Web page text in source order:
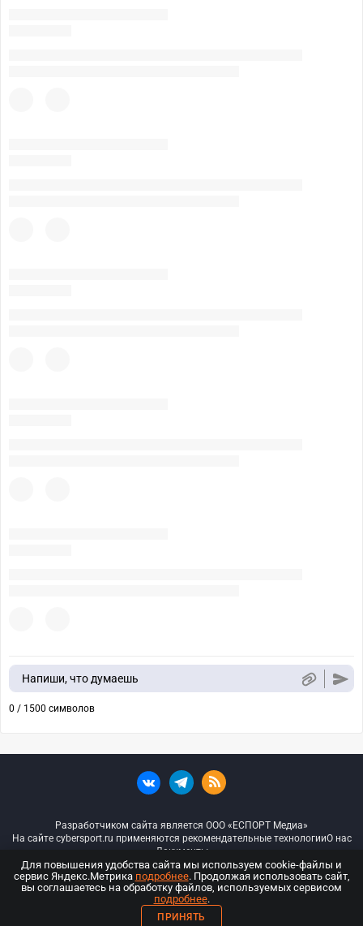
Напиши, что думаешь
0 / 1500 символов
Разработчиком сайта является ООО «ЕСПОРТ Медиа»
На сайте cybersport.ru применяются рекомендательные технологииО нас
Документы
© ООО «Киберспорт.ру» — Все права защищены
18+
Для повышения удобства сайта мы используем cookie-файлы и
сервис Яндекс.Метрика подробнее. Продолжая использовать сайт,
вы соглашаетесь на обработку файлов, используемых сервисом
подробнее.
ПРИНЯТЬ